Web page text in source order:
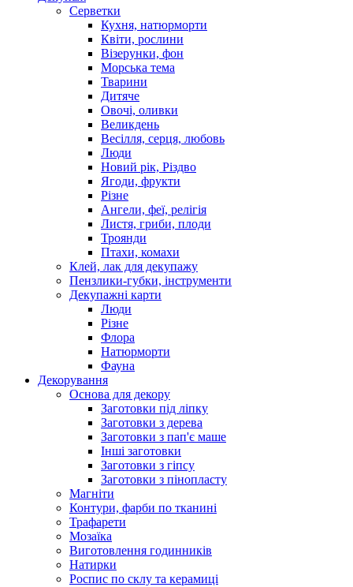
Серветки
Кухня, натюрморти
Квіти, рослини
Візерунки, фон
Морська тема
Тварини
Дитяче
Овочі, оливки
Великдень
Весілля, серця, любовь
Люди
Новий рік, Різдво
Ягоди, фрукти
Різне
Ангели, феї, релігія
Листя, гриби, плоди
Троянди
Птахи, комахи
Клей, лак для декупажу
Пензлики-губки, інструменти
Декупажні карти
Люди
Різне
Флора
Натюрморти
Фауна
Декорування
Основа для декору
Заготовки під ліпку
Заготовки з дерева
Заготовки з пап'є маше
Інші заготовки
Заготовки з гіпсу
Заготовки з пінопласту
Магніти
Контури, фарби по тканині
Трафарети
Мозаїка
Виготовлення годинників
Натирки
Роспис по склу та керамиці